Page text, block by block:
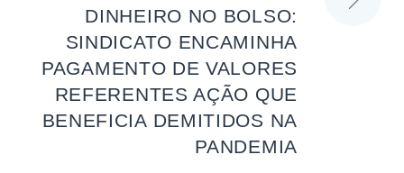
DINHEIRO NO BOLSO:
SINDICATO ENCAMINHA
PAGAMENTO DE VALORES
REFERENTES AÇÃO QUE
BENEFICIA DEMITIDOS NA
PANDEMIA